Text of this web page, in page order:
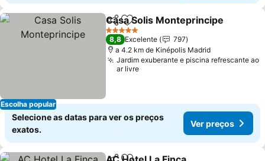
Escolha popular
PartilharAdicionar aos favoritos
Casa Solis Monteprincipe
5 Estrelas
8,8 Excelente
797
a 4.2 km de Kinépolis Madrid
Jardim exuberante e piscina refrescante ao
ar livre
Selecione as datas para ver os preços
exatos.
Ver preços